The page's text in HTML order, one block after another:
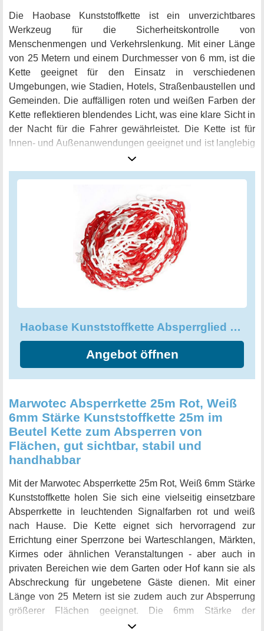
Die Haobase Kunststoffkette ist ein unverzichtbares
Werkzeug für die Sicherheitskontrolle von
Menschenmengen und Verkehrslenkung. Mit einer Länge
von 25 Metern und einem Durchmesser von 6 mm, ist die
Kette geeignet für den Einsatz in verschiedenen
Umgebungen, wie Stadien, Hotels, Straßenbaustellen und
Gemeinden. Die auffälligen roten und weißen Farben der
Kette reflektieren blendendes Licht, was eine klare Sicht in
der Nacht für die Fahrer gewährleistet. Die Kette ist für
Innen- und Außenanwendungen geeignet und ist langlebig
und hitze- sowie kältebeständig. Hergestellt aus robustem
Polyethylen Material, bietet die Haobase Kunststoffkette
Witterungen und ist somit eine ausgezeichnete Wahl für
die Verwendung im Freien. Kein Riss und Verfärbung, und
die Kette ist sehr einfach zu handhaben. Diese
Kunststoffkette ist eine perfekte Wahl für Verkaufsstellen,
Parkplätze, Warteschlangen, Veranstaltungen oder jeder
andere Ort, an dem die Sicherheit im Vordergrund steht.
Haobase Kunststoffkette Absperrglied Warnsicherheit Parkplatz
Angebot öffnen
Marwotec Absperrkette 25m Rot, Weiß
6mm Stärke Kunststoffkette 25m im
Beutel Kette zum Absperren von
Flächen, gut sichtbar, stabil und
handhabbar
Mit der Marwotec Absperrkette 25m Rot, Weiß 6mm Stärke
Kunststoffkette holen Sie sich eine vielseitig einsetzbare
Absperrkette in leuchtenden Signalfarben rot und weiß
nach Hause. Die Kette eignet sich hervorragend zur
Errichtung einer Sperrzone bei Warteschlangen, Märkten,
Kirmes oder ähnlichen Veranstaltungen - aber auch in
privaten Bereichen wie dem Garten oder Hof kann sie als
Abschreckung für ungebetene Gäste dienen. Mit einer
Länge von 25 Metern ist sie zudem auch zur Absperrung
größerer Flächen geeignet. Die 6mm Stärke der
Kunststoffkette sorgt für absolute Witterungsfestigkeit und